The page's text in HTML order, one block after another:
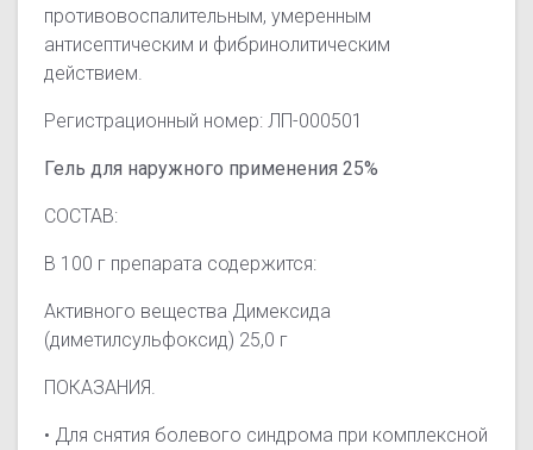
противовоспалительным, умеренным
антисептическим и фибринолитическим
действием.
Регистрационный номер: ЛП-000501
Гель для наружного применения 25%
СОСТАВ:
В 100 г препарата содержится:
Активного вещества Димексида
(диметилсульфоксид) 25,0 г
ПОКАЗАНИЯ.
• Для снятия болевого синдрома при комплексной